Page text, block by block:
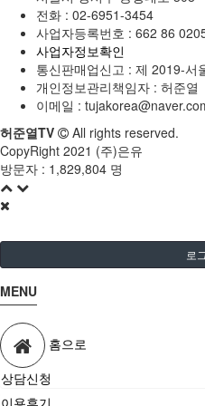
전화 : 02-6951-3454
사업자등록번호 : 662 86
사업자정보확인
통신판매업신고 : 제 2019-서
개인정보관리책임자 : 허준열
이메일 :
허준열TV
All rights reserved.
CopyRight 2021 (주)은유
방문자 : 1,829,804 명
로
MENU
홈으로
상담신청